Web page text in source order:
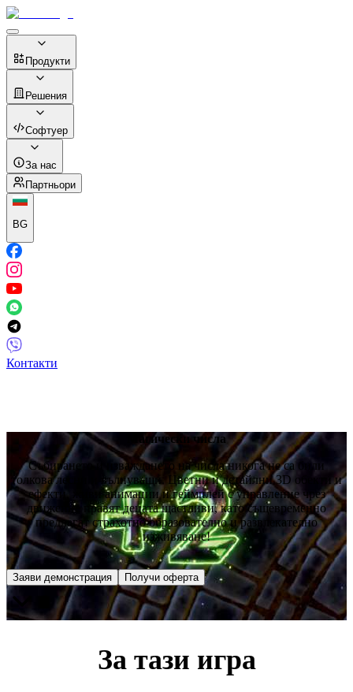
Продукти
Решения
Софтуер
За нас
Партньори
BG
Контакти
Магически числа
Събирането и изваждането на числа никога не са били
толкова лесни и вълнуващи. Цветни и детайлни 3D обекти и
ефекти, живи анимации и геймплей с управление чрез
движение правят децата щастливи, като същевременно
предлагат страхотно образователно и развлекателно
изживяване!
Заяви демонстрация Получи оферта
За тази игра